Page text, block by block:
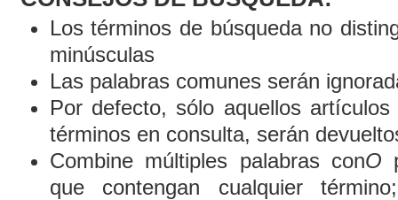
Los términos de búsqueda no
minúsculas
Las palabras comunes serán
Por defecto, sólo aquellos artículos
términos en consulta, serán
Combine múltiples palabras conO
que contengan cualquier